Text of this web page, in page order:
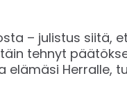
– julistus siitä,
tehnyt
elämäsi Herralle,